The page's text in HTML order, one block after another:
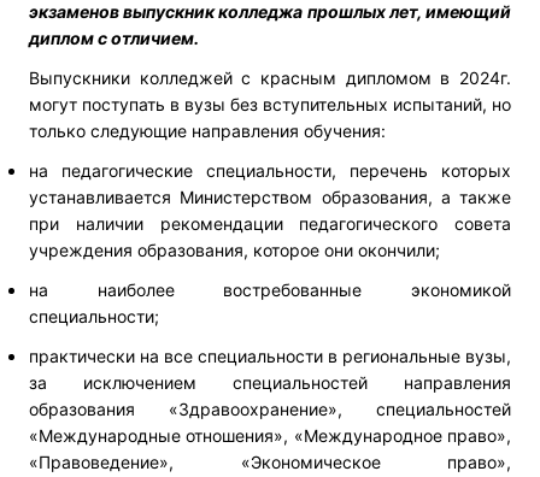
экзаменов выпускник колледжа прошлых лет, имеющий
диплом с отличием.
Выпускники колледжей с красным дипломом в 2024г.
могут поступать в вузы без вступительных испытаний, но
только следующие направления обучения:
на педагогические специальности, перечень которых
устанавливается Министерством образования, а также
при наличии рекомендации педагогического совета
учреждения образования, которое они окончили;
на наиболее востребованные экономикой
специальности;
практически на все специальности в региональные вузы,
за исключением специальностей направления
образования «Здравоохранение», специальностей
«Международные отношения», «Международное право»,
«Правоведение», «Экономическое право»,